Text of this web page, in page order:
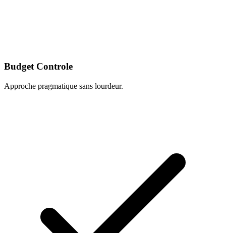
Budget Controle
Approche pragmatique sans lourdeur.